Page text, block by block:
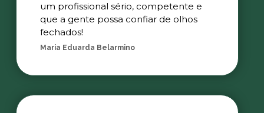
um profissional sério, competente e
que a gente possa confiar de olhos
fechados!
Maria Eduarda Belarmino